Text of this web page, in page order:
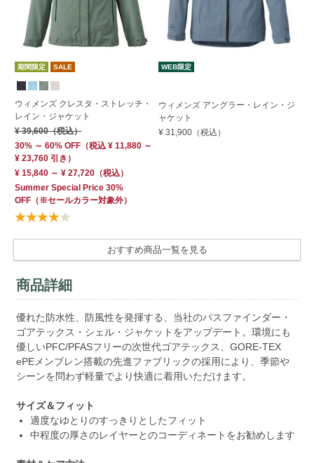
期間限定 SALE
ウィメンズ クレスタ・ストレッチ・
レイン・ジャケット
¥ 39,600（税込）
30% ～ 60% OFF（税込 ¥ 11,880 ～
¥ 23,760 引き）
¥ 15,840 ～ ¥ 27,720（税込）
Summer Special Price 30%
OFF（※セールカラー対象外）
WEB限定
ウィメンズ アングラー・レイン・ジ
ャケット
¥ 31,900 （税込）
おすすめ商品一覧を見る
商品詳細
優れた防水性、防風性を発揮する、当社のパスファインダー・
ゴアテックス・シェル・ジャケットをアップデート。環境にも
優しいPFC/PFASフリーの次世代ゴアテックス、GORE‑TEX
ePEメンブレン搭載の先進ファブリックの採用により、季節や
シーンを問わず軽量でより快適に着用いただけます。
サイズ＆フィット
適度なゆとりのすっきりとしたフィット
中程度の厚さのレイヤーとのコーディネートをお勧めします